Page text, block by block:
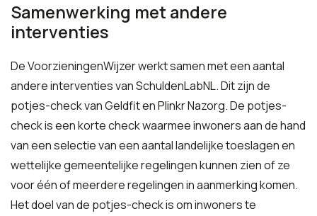
Samenwerking met andere
interventies
De VoorzieningenWijzer werkt samen met een aantal
andere interventies van SchuldenLabNL. Dit zijn de
potjes-check van Geldfit en Plinkr Nazorg. De potjes-
check is een korte check waarmee inwoners aan de hand
van een selectie van een aantal landelijke toeslagen en
wettelijke gemeentelijke regelingen kunnen zien of ze
voor één of meerdere regelingen in aanmerking komen.
Het doel van de potjes-check is om inwoners te